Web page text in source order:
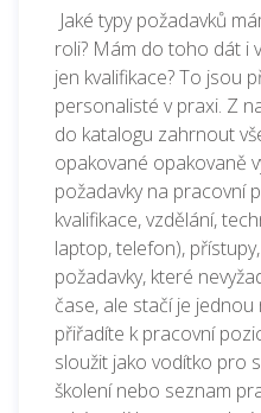
Jaké typy požadavků
roli? Mám do toho dát i
jen kvalifikace? To jsou
personalisté v praxi. Z
do katalogu zahrnout
opakované opakovaně
požadavky na pracovní
kvalifikace, vzdělání,
laptop, telefon),
požadavky, které
čase, ale stačí je jednou
přiřadíte k pracovní
sloužit jako vodítko pro
školení nebo seznam